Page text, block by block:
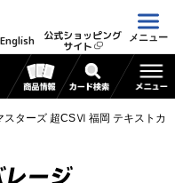
English 公式ショッピング
サイト
メニュー
スターズ 超CSⅥ 福岡 テキストカ
レージ